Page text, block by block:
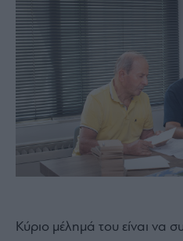
Κύριο μέλημά του είναι να